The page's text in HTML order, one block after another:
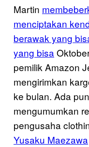
Martin
menciptakan
berawak yang
yang bisa
pemilik Amazon
mengirimkan
ke bulan. Ada
mengumumkan
pengusaha
Yusaku Maezawa